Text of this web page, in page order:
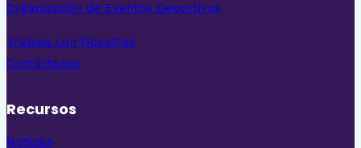
Organización de Eventos Deportivos
Trabaja con Nosotras
Contáctanos
Recursos
Noticias